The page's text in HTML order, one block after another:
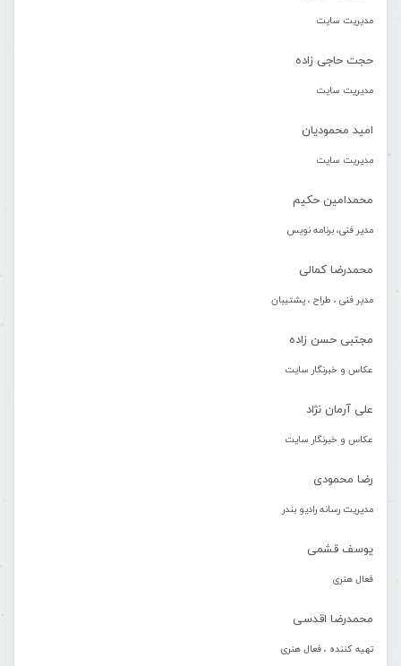
مدیریت سایت
حجت حاجی زاده
مدیریت سایت
امید محمودیان
مدیریت سایت
محمدامین حکیم
مدیر فنی، برنامه نویس
محمدرضا کمالی
مدیر فنی ، طراح ، پشتیبان
مجتبی حسن زاده
عکاس و خبرنگار سایت
علی آرمان نژاد
عکاس و خبرنگار سایت
رضا محمودی
مدیریت رسانه رادیو بندر
یوسف قشمی
فعال هنری
محمدرضا اقدسی
تهیه کننده ، فعال هنری